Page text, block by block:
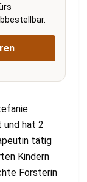
und hat 2
tätig
Kindern
Forsterin